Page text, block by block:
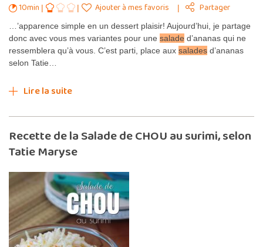
10min Ajouter à mes favoris Partager
…’apparence simple en un dessert plaisir! Aujourd’hui, je partage
donc avec vous mes variantes pour une salade d’ananas qui ne
ressemblera qu’à vous. C’est parti, place aux salades d’ananas
selon Tatie…
Lire la suite
Recette de la Salade de CHOU au surimi, selon
Tatie Maryse